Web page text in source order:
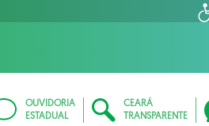
OUVIDORIA
ESTADUAL
CEARÁ
TRANSPARENTE